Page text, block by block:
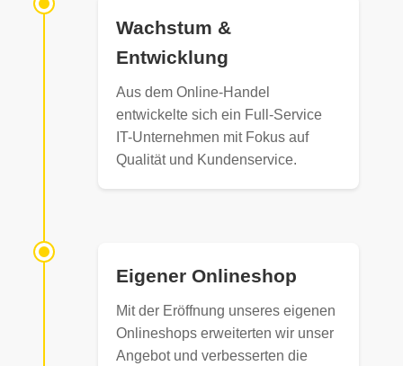
Wachstum &
Entwicklung
Aus dem Online-Handel
entwickelte sich ein Full-Service
IT-Unternehmen mit Fokus auf
Qualität und Kundenservice.
Eigener Onlineshop
Mit der Eröffnung unseres eigenen
Onlineshops erweiterten wir unser
Angebot und verbesserten die